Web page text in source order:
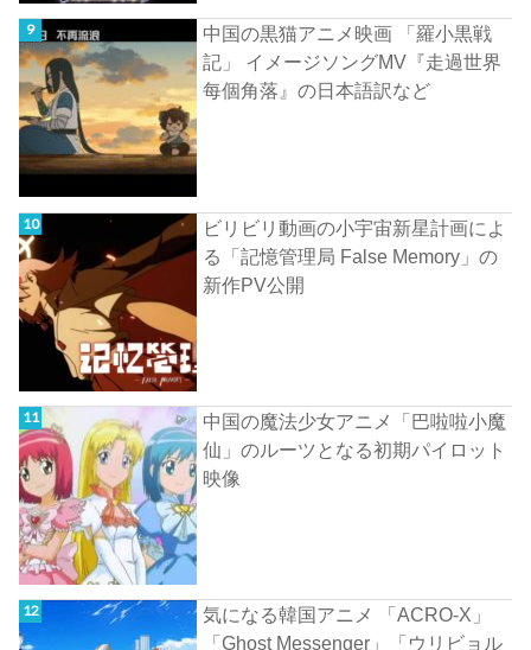
中国の黒猫アニメ映画 「羅小黒戦
記」 イメージソングMV『走過世界
每個角落』の日本語訳など
ビリビリ動画の小宇宙新星計画によ
る「記憶管理局 False Memory」の
新作PV公開
中国の魔法少女アニメ「巴啦啦小魔
仙」のルーツとなる初期パイロット
映像
気になる韓国アニメ 「ACRO-X」
「Ghost Messenger」「ウリビョル